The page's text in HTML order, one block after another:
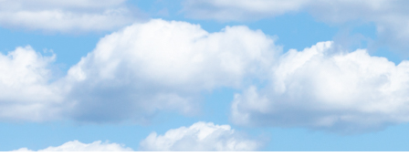
Utanvega- og
Barnaskór
Eldri skór á afslætti